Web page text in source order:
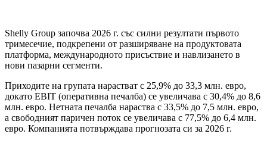
Shelly Group започва 2026 г. със силни резултати първото
тримесечие, подкрепени от разширяване на продуктовата
платформа, международното присъствие и навлизането в
нови пазарни сегменти.
Приходите на групата нарастват с 25,9% до 33,3 млн. евро,
докато EBIT (оперативна печалба) се увеличава с 30,4% до 8,6
млн. евро. Нетната печалба нараства с 33,5% до 7,5 млн. евро,
а свободният паричен поток се увеличава с 77,5% до 6,4 млн.
евро. Компанията потвърждава прогнозата си за 2026 г.